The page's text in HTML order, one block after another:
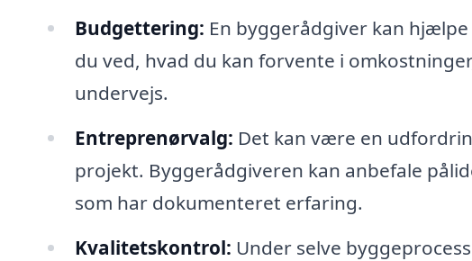
Budgettering: En byggerådgiver kan
du ved, hvad du kan forvente i
undervejs.
Entreprenørvalg: Det kan være en
projekt. Byggerådgiveren kan anbefale
som har dokumenteret erfaring.
Kvalitetskontrol: Under selve